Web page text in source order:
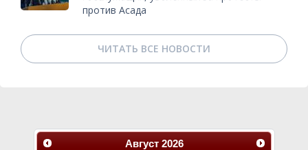
против Асада
ЧИТАТЬ ВСЕ НОВОСТИ
Август 2026